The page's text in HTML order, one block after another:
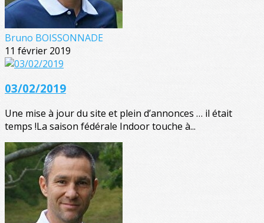
Bruno BOISSONNADE
11 février 2019
03/02/2019
Une mise à jour du site et plein d’annonces … il était
temps !La saison fédérale Indoor touche à...